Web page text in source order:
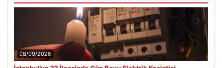
08/09/2026